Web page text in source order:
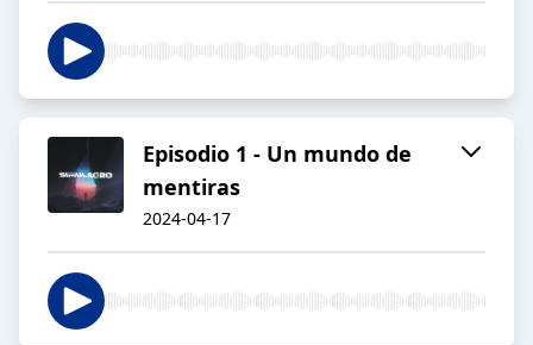
Episodio 1 - Un mundo de
mentiras
2024-04-17